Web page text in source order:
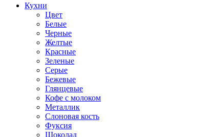
Кухни
Цвет
Белые
Черные
Желтые
Красные
Зеленые
Серые
Бежевые
Глянцевые
Кофе с молоком
Металлик
Слоновая кость
Фуксия
Шоколад